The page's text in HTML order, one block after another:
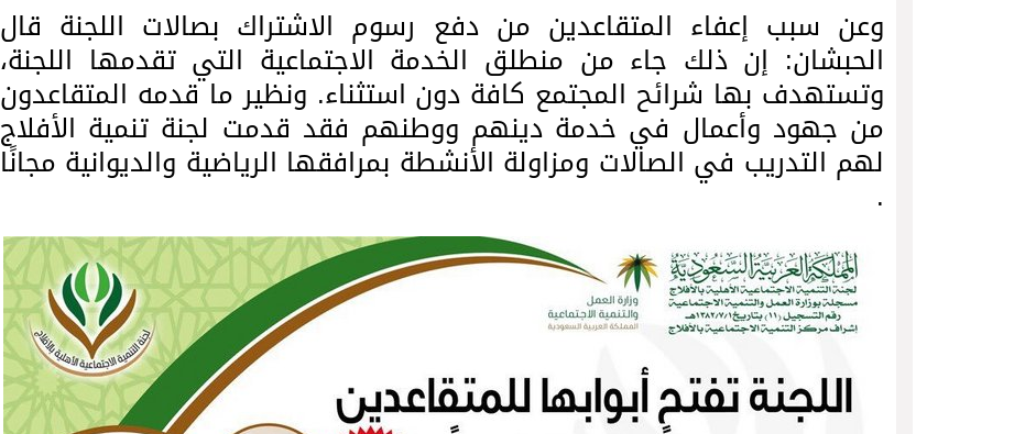
وعن سبب إعفاء المتقاعدين من دفع رسوم الاشتراك بصالات اللجنة قال
الحبشان: إن ذلك جاء من منطلق الخدمة الاجتماعية التي تقدمها اللجنة،
وتستهدف بها شرائح المجتمع كافة دون استثناء. ونظير ما قدمه المتقاعدون
من جهود وأعمال في خدمة دينهم ووطنهم فقد قدمت لجنة تنمية الأفلاج
لهم التدريب في الصالات ومزاولة الأنشطة بمرافقها الرياضية والديوانية مجانًا
.